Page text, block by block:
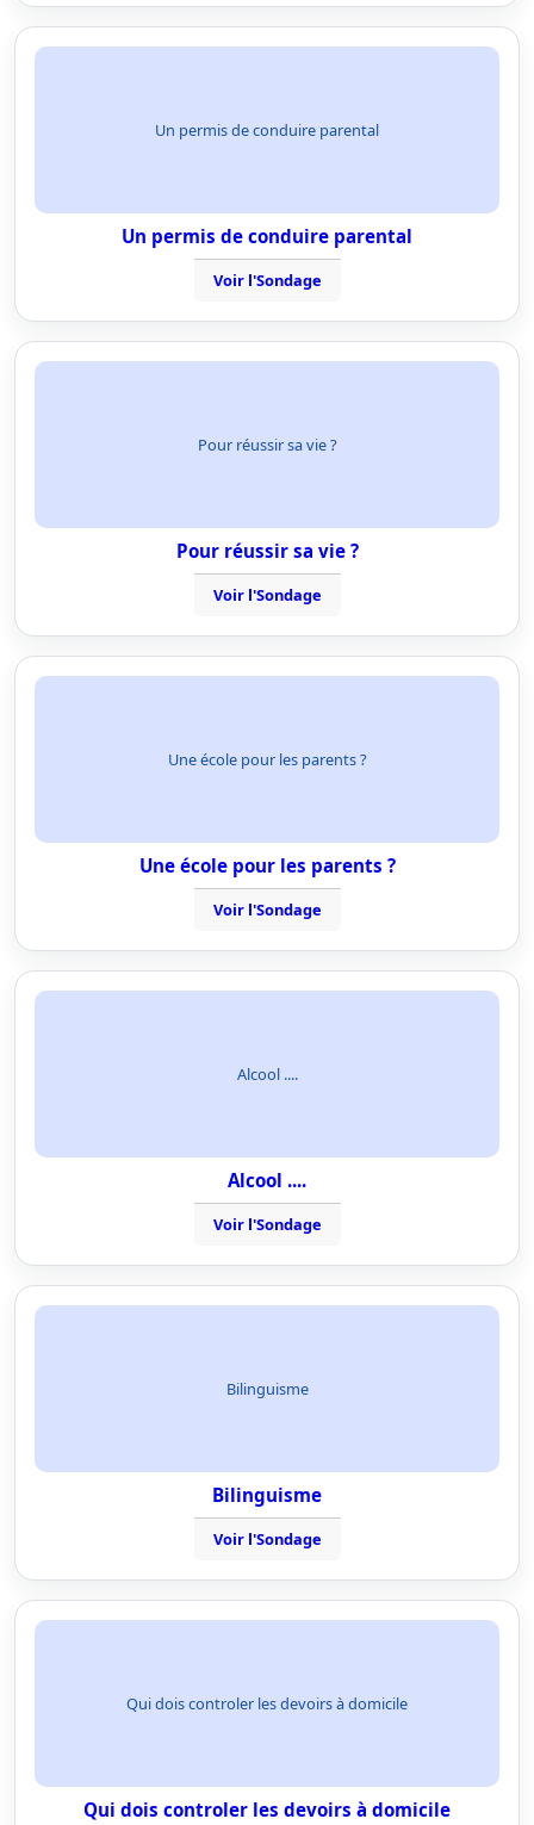
Un permis de conduire parental
Un permis de conduire parental
Voir l'Sondage
Pour réussir sa vie ?
Pour réussir sa vie ?
Voir l'Sondage
Une école pour les parents ?
Une école pour les parents ?
Voir l'Sondage
Alcool ....
Alcool ....
Voir l'Sondage
Bilinguisme
Bilinguisme
Voir l'Sondage
Qui dois controler les devoirs à domicile
Qui dois controler les devoirs à domicile